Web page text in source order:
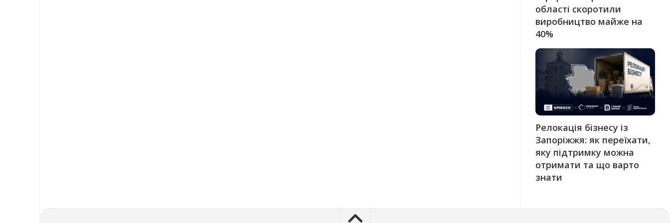
області скоротили
виробництво майже на
40%
Релокація бізнесу із
Запоріжжя: як переїхати,
яку підтримку можна
отримати та що варто
знати